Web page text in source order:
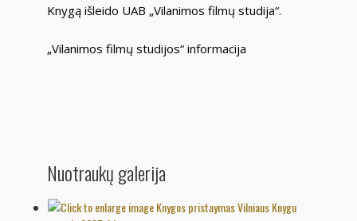
Knygą išleido UAB „Vilanimos filmų studija“.
„Vilanimos filmų studijos“ informacija
Nuotraukų galerija